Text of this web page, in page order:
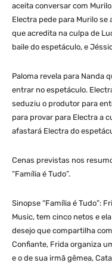
aceita conversar com
Electra pede para Murilo
que acredita na culpa de
baile do espetáculo, e
Paloma revela para Nanda
entrar no espetáculo.
seduziu o produtor para
para provar para Electra a
afastará Electra do
Cenas previstas nos
“Família é Tudo”.
Sinopse “Família é Tudo”:
Music, tem cinco netos e
desejo que compartilha
Confiante, Frida organiza
e o de sua irmã gêmea,